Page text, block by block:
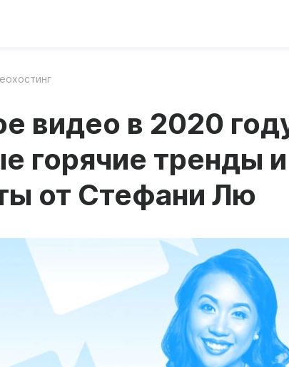
видео в 2020
горячие тренды и
от Стефани Лю